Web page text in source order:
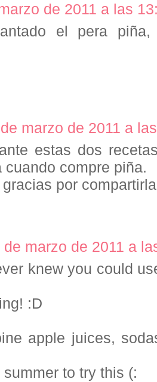
de 2011 a las
el pera
marzo de 2011 a
estas dos
cuando compre piña.
por compartirla
de marzo de 2011 a
knew you could
:D
apple juices,
to try this (: